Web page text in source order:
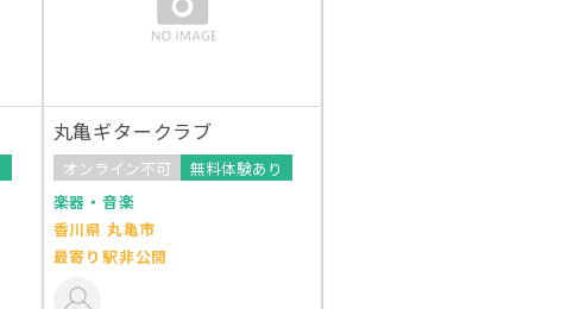
丸亀ギタークラブ
オンライン不可
無料体験あり
楽器・音楽
香川県 丸亀市
最寄り駅非公開